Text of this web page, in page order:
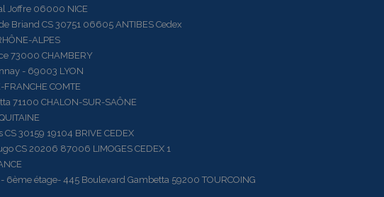
06000 NICE
CS 30751 06605 ANTIBES Cedex
ALPES
CHAMBERY
- 69003 LYON
FRANCHE COMTE
CHALON-SUR-SAÔNE
30159 19104 BRIVE CEDEX
CS 20206 87006 LIMOGES CEDEX 1
étage- 445 Boulevard Gambetta 59200 TOURCOING